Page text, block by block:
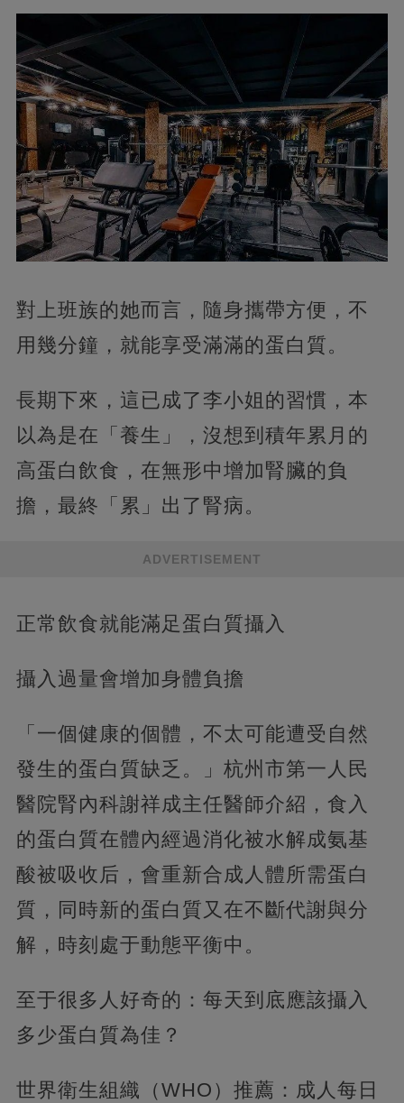
對上班族的她而言，隨身攜帶方便，不
用幾分鐘，就能享受滿滿的蛋白質。
長期下來，這已成了李小姐的習慣，本
以為是在「養生」，沒想到積年累月的
高蛋白飲食，在無形中增加腎臟的負
擔，最終「累」出了腎病。
ADVERTISEMENT
正常飲食就能滿足蛋白質攝入
攝入過量會增加身體負擔
「一個健康的個體，不太可能遭受自然
發生的蛋白質缺乏。」杭州市第一人民
醫院腎內科謝祥成主任醫師介紹，食入
的蛋白質在體內經過消化被水解成氨基
酸被吸收后，會重新合成人體所需蛋白
質，同時新的蛋白質又在不斷代謝與分
解，時刻處于動態平衡中。
至于很多人好奇的：每天到底應該攝入
多少蛋白質為佳？
世界衛生組織（WHO）推薦：成人每日